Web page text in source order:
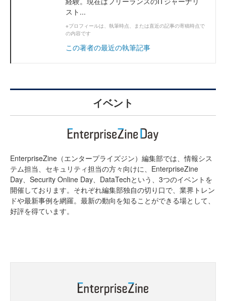
スト...
※プロフィールは、執筆時点、または直近の記事の寄稿時点で
の内容です
この著者の最近の執筆記事
イベント
EnterpriseZine（エンタープライズジン）編集部では、情報シス
テム担当、セキュリティ担当の方々向けに、EnterpriseZine
Day、Security Online Day、DataTechという、3つのイベントを
開催しております。それぞれ編集部独自の切り口で、業界トレン
ドや最新事例を網羅。最新の動向を知ることができる場として、
好評を得ています。